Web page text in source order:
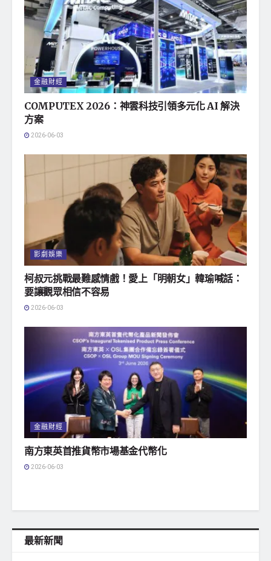
金融財經
COMPUTEX 2026：神雲科技引領多元化 AI 解決
方案
2026-06-03
影劇娛樂
柯叔元挑戰最難感情戲！愛上「明朝女」韓瑜喊話：
要讓觀眾相信不容易
2026-06-03
金融財經
南方東英首推貨幣市場基金代幣化
2026-06-03
最新新聞